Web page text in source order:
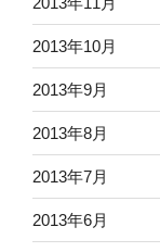
2013年10月
2013年9月
2013年8月
2013年7月
2013年6月